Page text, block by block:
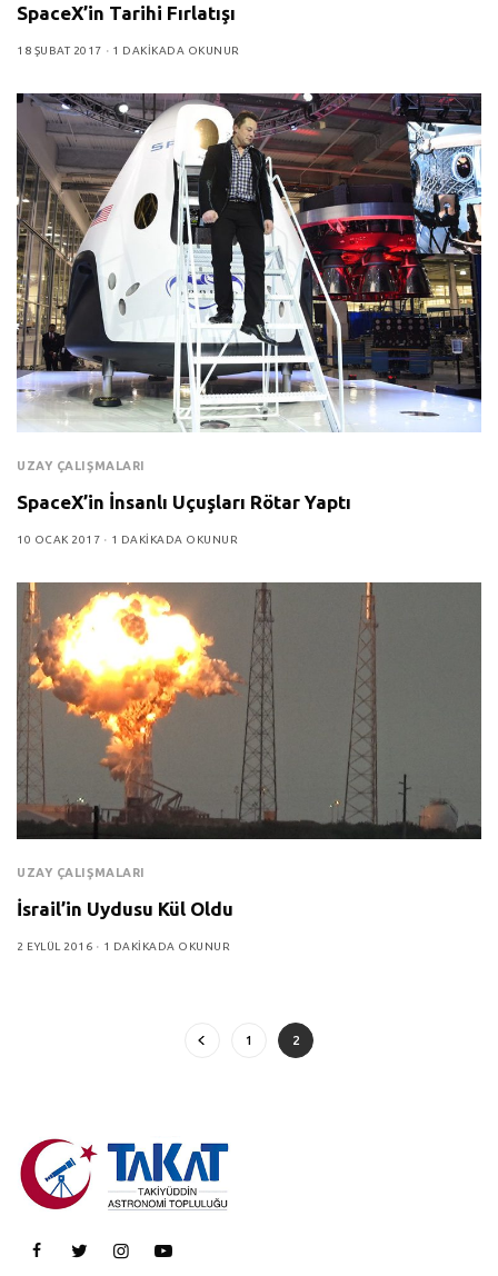
SpaceX’in Tarihi Fırlatışı
18 ŞUBAT 2017 1 DAKIKADA OKUNUR
UZAY ÇALIŞMALARI
SpaceX’in İnsanlı Uçuşları Rötar Yaptı
10 OCAK 2017 1 DAKIKADA OKUNUR
UZAY ÇALIŞMALARI
İsrail’in Uydusu Kül Oldu
2 EYLÜL 2016 1 DAKIKADA OKUNUR
1 2